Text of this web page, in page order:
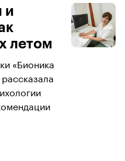
и
летом
«Бионика